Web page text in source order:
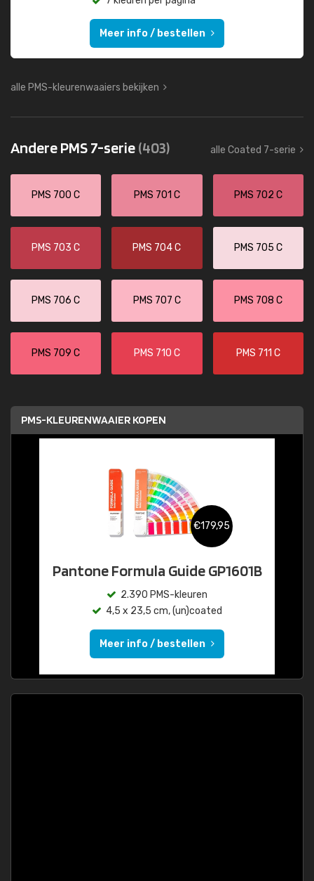
Meer info / bestellen
alle PMS-kleurenwaaiers bekijken
Andere PMS 7-serie(403) alle Coated 7-serie
PMS 700 C PMS 701 C PMS 702 C
PMS 703 C PMS 704 C PMS 705 C
PMS 706 C PMS 707 C PMS 708 C
PMS 709 C PMS 710 C PMS 711 C
PMS-KLEURENWAAIER KOPEN
€179,95
Pantone Formula Guide GP1601B
2.390 PMS-kleuren
4,5 x 23,5 cm, (un)coated
Meer info / bestellen